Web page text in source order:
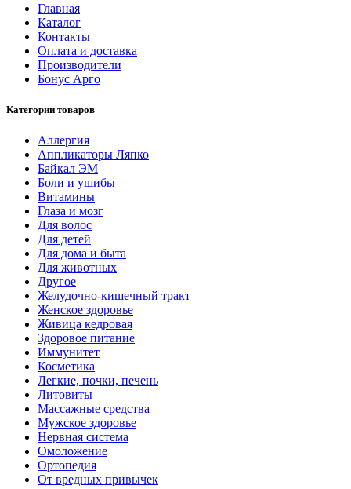
Главная
Каталог
Контакты
Оплата и доставка
Производители
Бонус Арго
Категории товаров
Аллергия
Аппликаторы Ляпко
Байкал ЭМ
Боли и ушибы
Витамины
Глаза и мозг
Для волос
Для детей
Для дома и быта
Для животных
Другое
Желудочно-кишечный тракт
Женское здоровье
Живица кедровая
Здоровое питание
Иммунитет
Косметика
Легкие, почки, печень
Литовиты
Массажные средства
Мужское здоровье
Нервная система
Омоложение
Ортопедия
От вредных привычек